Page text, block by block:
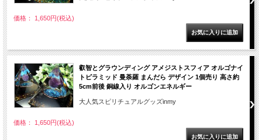
価格： 1,650円(税込)
叡智とグラウンディング アメジストスフィア オルゴナイ
トピラミッド 曼荼羅 まんだら デザイン 1個売り 高さ約
5cm前後 銅線入り オルゴンエネルギー
大人気スピリチュアルグッズinmy
価格： 1,650円(税込)